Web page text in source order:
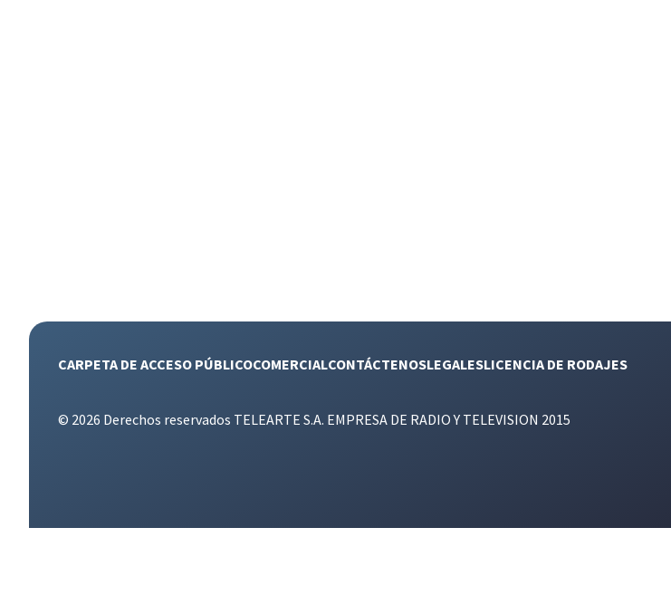
CARPETA DE ACCESO PÚBLICOCOMERCIALCONTÁCTENOSLEGALESLICENCIA DE RODAJES
© 2026 Derechos reservados TELEARTE S.A. EMPRESA DE RADIO Y TELEVISION 2015